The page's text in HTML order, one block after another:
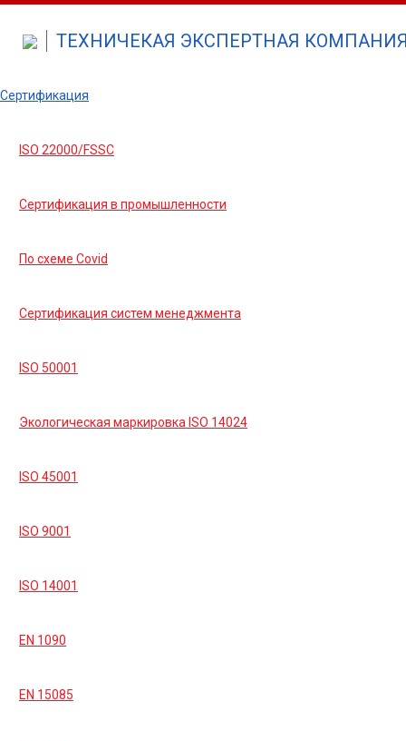
ТЕХНИЧЕКАЯ ЭКСПЕРТНАЯ КОМПАНИЯ
Сертификация
ISO 22000/FSSC
Сертификация в промышленности
По схеме Covid
Сертификация систем менеджмента
ISO 50001
Экологическая маркировка ISO 14024
ISO 45001
ISO 9001
ISO 14001
EN 1090
EN 15085